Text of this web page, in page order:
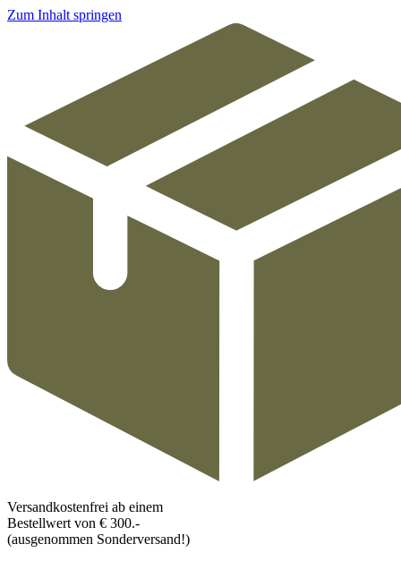
Zum Inhalt springen
Versandkostenfrei ab einem
Bestellwert von € 300.-
(ausgenommen Sonderversand!)